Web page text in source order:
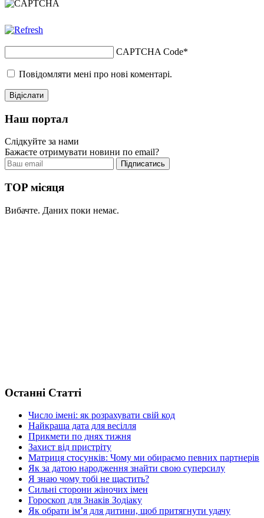
CAPTCHA Code*
Повідомляти мені про нові коментарі.
Наш портал
Слідкуйте за нами
Бажаєте отримувати новини по email?
TOP місяця
Вибачте. Даних поки немає.
Останні Статті
Число імені: як розрахувати свій код
Найкраща дата для весілля
Прикмети по днях тижня
Захист від пристріту
Матриця стосунків: Чому ми обираємо певних партнерів
Як за датою народження знайти свою суперсилу
Я знаю чому тобі не щастить?
Сильні сторони жіночих імен
Гороскоп для Знаків Зодіаку
Як обрати ім’я для дитини, щоб притягнути удачу